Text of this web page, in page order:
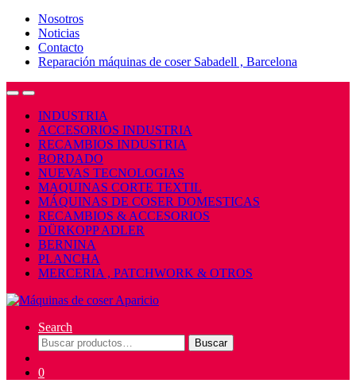
Nosotros
Noticias
Contacto
Reparación máquinas de coser Sabadell , Barcelona
OpenClose
INDUSTRIA
ACCESORIOS INDUSTRIA
RECAMBIOS INDUSTRIA
BORDADO
NUEVAS TECNOLOGIAS
MAQUINAS CORTE TEXTIL
MÁQUINAS DE COSER DOMESTICAS
RECAMBIOS & ACCESORIOS
DÜRKOPP ADLER
BERNINA
PLANCHA
MERCERIA , PATCHWORK & OTROS
Search
Buscar
por:
Buscar
0